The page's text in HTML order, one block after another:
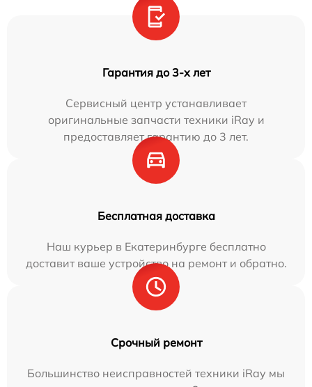
Гарантия до 3-х лет
Сервисный центр устанавливает
оригинальные запчасти техники iRay и
предоставляет гарантию до 3 лет.
Бесплатная доставка
Наш курьер в Екатеринбурге бесплатно
доставит ваше устройство на ремонт и обратно.
Срочный ремонт
Большинство неисправностей техники iRay мы